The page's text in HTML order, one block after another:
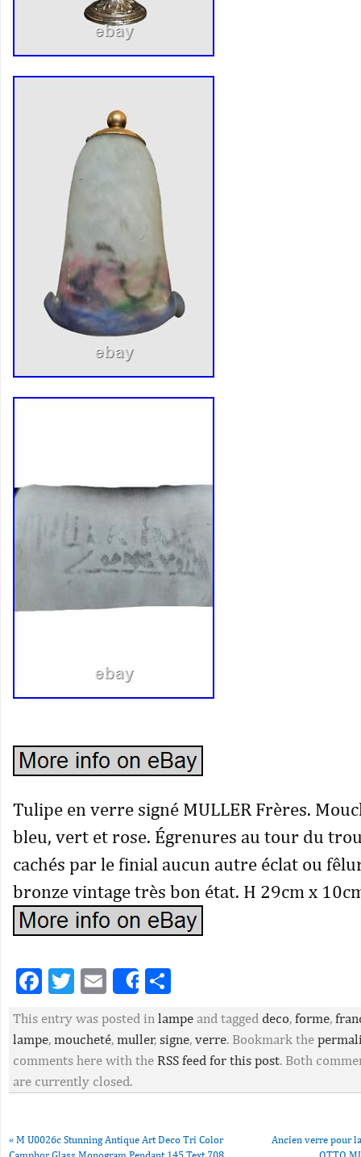
Tulipe en verre signé MULLER Frères.
bleu, vert et rose. Égrenures au tour du
cachés par le finial aucun autre éclat ou
bronze vintage très bon état. H 29cm x
Facebook
Twitter
EmailShare
This entry was posted in lampe and tagged deco, forme,
lampe, moucheté, muller, signe, verre. Bookmark the
comments here with the RSS feed for this post. Both
are currently closed.
« M U0026c Stunning Antique Art Deco Tri Color
Ancien verre pour